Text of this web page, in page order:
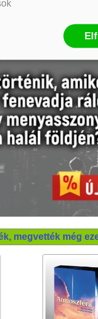
megvették még